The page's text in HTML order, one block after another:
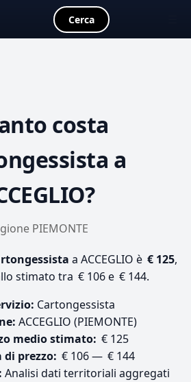
Cerca
costa
a
PIEMONTE
a ACCEGLIO è € 125,
stimato tra € 106 e € 144.
Cartongessista
ACCEGLIO (PIEMONTE)
medio stimato: € 125
di prezzo: € 106 — € 144
Analisi dati territoriali aggregati